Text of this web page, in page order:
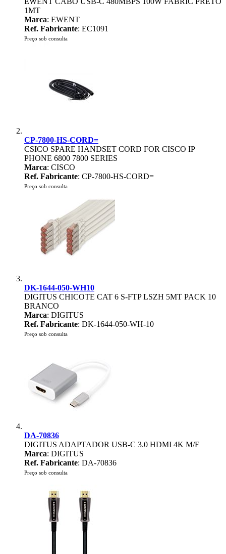
1MT
Marca: EWENT
Ref. Fabricante: EC1091
Preço sob consulta
CP-7800-HS-CORD=
CSICO SPARE HANDSET CORD FOR CISCO IP
PHONE 6800 7800 SERIES
Marca: CISCO
Ref. Fabricante: CP-7800-HS-CORD=
Preço sob consulta
DK-1644-050-WH10
DIGITUS CHICOTE CAT 6 S-FTP LSZH 5MT PACK 10
BRANCO
Marca: DIGITUS
Ref. Fabricante: DK-1644-050-WH-10
Preço sob consulta
DA-70836
DIGITUS ADAPTADOR USB-C 3.0 HDMI 4K M/F
Marca: DIGITUS
Ref. Fabricante: DA-70836
Preço sob consulta